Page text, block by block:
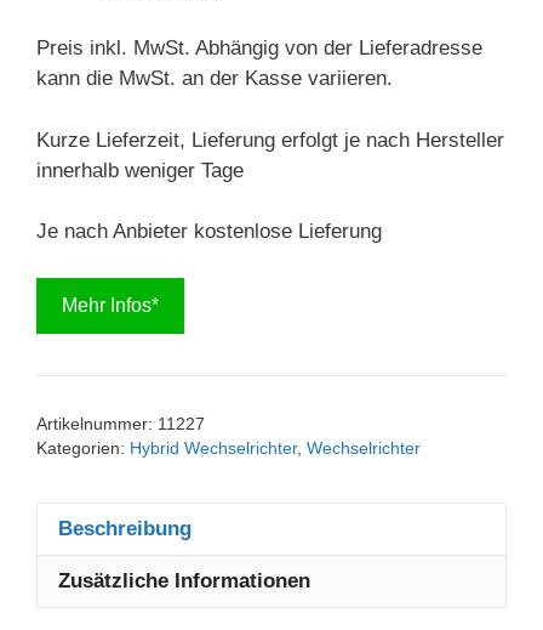
Preis inkl. MwSt. Abhängig von der Lieferadresse
kann die MwSt. an der Kasse variieren.
Kurze Lieferzeit, Lieferung erfolgt je nach Hersteller
innerhalb weniger Tage
Je nach Anbieter kostenlose Lieferung
Mehr Infos*
Artikelnummer: 11227
Kategorien: Hybrid Wechselrichter, Wechselrichter
Beschreibung
Zusätzliche Informationen